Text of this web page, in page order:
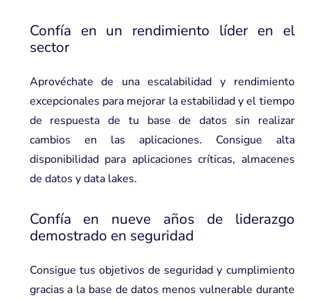
Confía en un rendimiento líder en el
sector
Aprovéchate de una escalabilidad y rendimiento
excepcionales para mejorar la estabilidad y el tiempo
de respuesta de tu base de datos sin realizar
cambios en las aplicaciones. Consigue alta
disponibilidad para aplicaciones críticas, almacenes
de datos y data lakes.
Confía en nueve años de liderazgo
demostrado en seguridad
Consigue tus objetivos de seguridad y cumplimiento
gracias a la base de datos menos vulnerable durante